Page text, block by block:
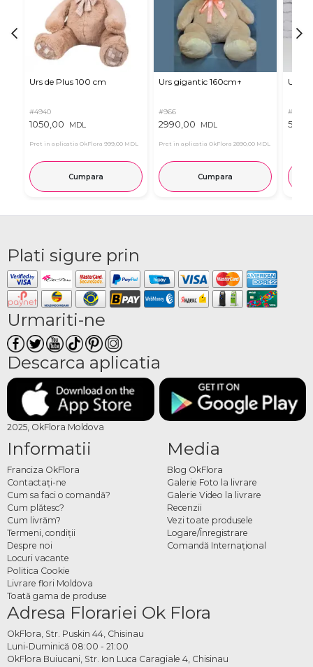
Urs de Plus 100 cm
#4940
1050,00 MDL
Pret in aplicatia OkFlora 999,00 MDL
Cumpara
Urs gigantic 160cm↑
#966
2990,00 MDL
Pret in aplicatia OkFlora 2890,00 MDL
Cumpara
Urs
#11
Plati sigure prin
Urmariti-ne
Descarca aplicatia
2025, OkFlora Moldova
Informatii
Franciza OkFlora
Contactaţi-ne
Cum sa faci o comandă?
Cum plătesc?
Cum livrăm?
Termeni, condiţii
Despre noi
Locuri vacante
Politica Cookie
Livrare flori Moldova
Toată gama de produse
Media
Blog OkFlora
Galerie Foto la livrare
Galerie Video la livrare
Recenzii
Vezi toate produsele
Logare/Înregistrare
Comandă Internațional
Adresa Florariei Ok Flora
OkFlora, Str. Puskin 44, Chisinau
Luni-Duminică 08:00 - 21:00
OkFlora Buiucani, Str. Ion Luca Caragiale 4, Chisinau